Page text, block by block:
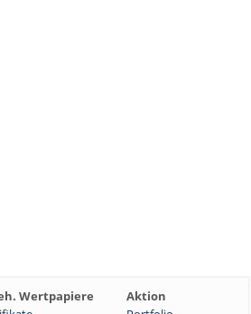
Wertpapiere
Aktion